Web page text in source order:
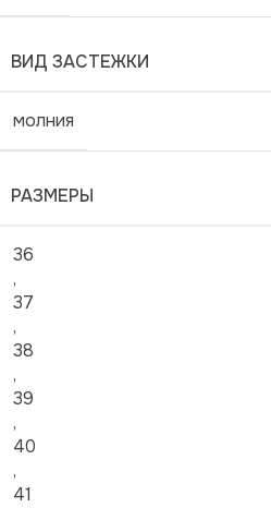
ВИД ЗАСТЕЖКИ
молния
РАЗМЕРЫ
36
,
37
,
38
,
39
,
40
,
41